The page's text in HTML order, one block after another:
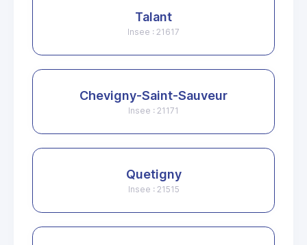
Talant
Insee : 21617
Chevigny-Saint-Sauveur
Insee : 21171
Quetigny
Insee : 21515